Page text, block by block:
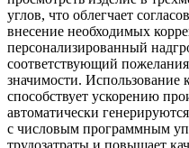
углов, что облегчает
внесение необходимых
персонализированный
соответствующий
значимости.
способствует ускорению
автоматически
с числовым программным
трудозатраты и повышает